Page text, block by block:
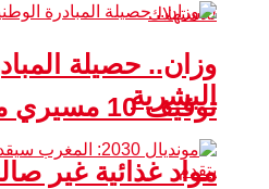
توقيف 10
مواد غذائية غير
وزان.. حصيلة
البشرية